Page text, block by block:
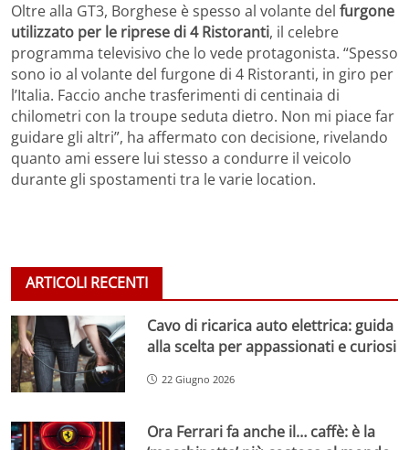
Oltre alla GT3, Borghese è spesso al volante del furgone
utilizzato per le riprese di 4 Ristoranti, il celebre
programma televisivo che lo vede protagonista. “Spesso
sono io al volante del furgone di 4 Ristoranti, in giro per
l’Italia. Faccio anche trasferimenti di centinaia di
chilometri con la troupe seduta dietro. Non mi piace far
guidare gli altri”, ha affermato con decisione, rivelando
quanto ami essere lui stesso a condurre il veicolo
durante gli spostamenti tra le varie location.
ARTICOLI RECENTI
Cavo di ricarica auto elettrica: guida
alla scelta per appassionati e curiosi
22 Giugno 2026
Ora Ferrari fa anche il… caffè: è la